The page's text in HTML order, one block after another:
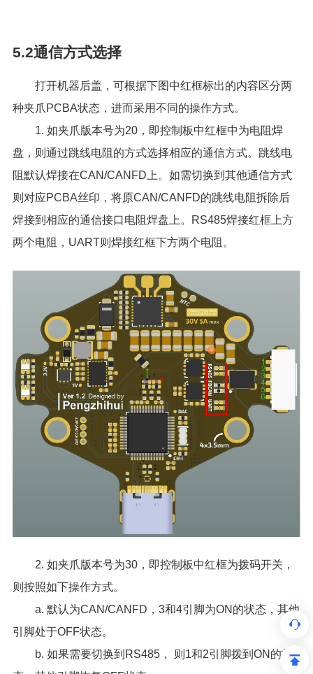
5.2通信方式选择
打开机器后盖，可根据下图中红框标出的内容区分两
种夹爪PCBA状态，进而采用不同的操作方式。
1. 如夹爪版本号为20，即控制板中红框中为电阻焊
盘，则通过跳线电阻的方式选择相应的通信方式。跳线电
阻默认焊接在CAN/CANFD上。如需切换到其他通信方式
则对应PCBA丝印，将原CAN/CANFD的跳线电阻拆除后
焊接到相应的通信接口电阻焊盘上。RS485焊接红框上方
两个电阻，UART则焊接红框下方两个电阻。
2. 如夹爪版本号为30，即控制板中红框为拨码开关，
则按照如下操作方式。
a. 默认为CAN/CANFD，3和4引脚为ON的状态，其他
引脚处于OFF状态。
b. 如果需要切换到RS485， 则1和2引脚拨到ON的状